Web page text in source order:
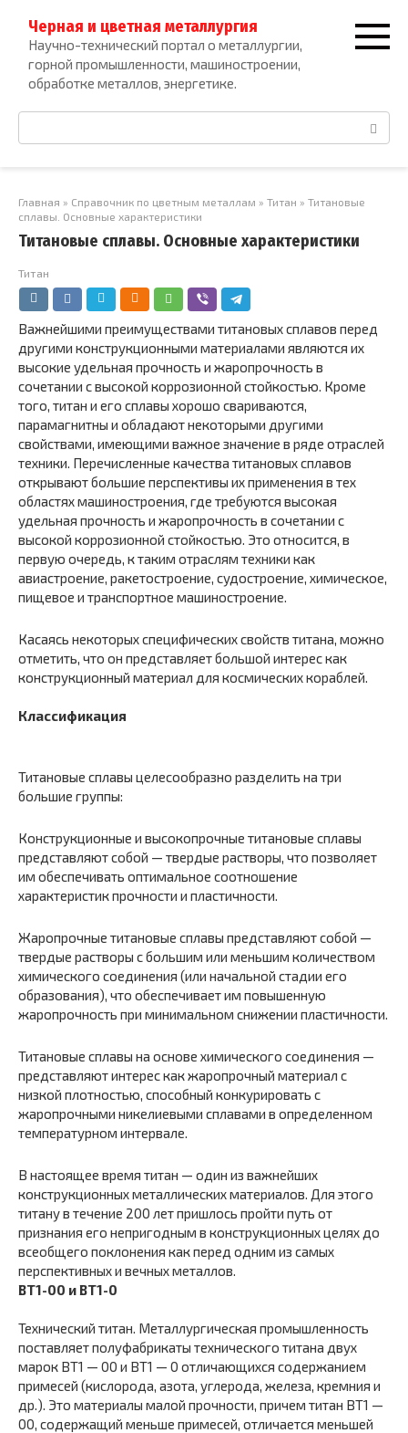
контенту
Черная и цветная металлургия
Научно-технический портал о металлургии,
горной промышленности, машиностроении,
обработке металлов, энергетике.
Поиск:
Главная » Справочник по цветным металлам » Титан » Титановые
сплавы. Основные характеристики
Титановые сплавы. Основные характеристики
Титан
Важнейшими преимуществами титановых сплавов перед
другими конструкционными материалами являются их
высокие удельная прочность и жаропрочность в
сочетании с высокой коррозионной стойкостью. Кроме
того, титан и его сплавы хорошо свариваются,
парамагнитны и обладают некоторыми другими
свойствами, имеющими важное значение в ряде отраслей
техники. Перечисленные качества титановых сплавов
открывают большие перспективы их применения в тех
областях машиностроения, где требуются высокая
удельная прочность и жаропрочность в сочетании с
высокой коррозионной стойкостью. Это относится, в
первую очередь, к таким отраслям техники как
авиастроение, ракетостроение, судостроение, химическое,
пищевое и транспортное машиностроение.
Касаясь некоторых специфических свойств титана, можно
отметить, что он представляет большой интерес как
конструкционный материал для космических кораблей.
Классификация
Титановые сплавы целесообразно разделить на три
большие группы:
Конструкционные и высокопрочные титановые сплавы
представляют собой — твердые растворы, что позволяет
им обеспечивать оптимальное соотношение
характеристик прочности и пластичности.
Жаропрочные титановые сплавы представляют собой —
твердые растворы с большим или меньшим количеством
химического соединения (или начальной стадии его
образования), что обеспечивает им повышенную
жаропрочность при минимальном снижении пластичности.
Титановые сплавы на основе химического соединения —
представляют интерес как жаропрочный материал с
низкой плотностью, способный конкурировать с
жаропрочными никелиевыми сплавами в определенном
температурном интервале.
В настоящее время титан — один из важнейших
конструкционных металлических материалов. Для этого
титану в течение 200 лет пришлось пройти путь от
признания его непригодным в конструкционных целях до
всеобщего поклонения как перед одним из самых
перспективных и вечных металлов.
ВТ1-00 и ВТ1-0
Технический титан. Металлургическая промышленность
поставляет полуфабрикаты технического титана двух
марок ВТ1 — 00 и ВТ1 — 0 отличающихся содержанием
примесей (кислорода, азота, углерода, железа, кремния и
др.). Это материалы малой прочности, причем титан ВТ1 —
00, содержащий меньше примесей, отличается меньшей